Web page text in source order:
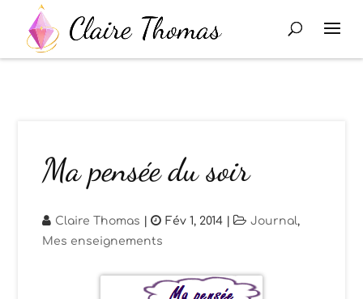
Ma pensée du soir
Claire Thomas | Fév 1, 2014 | Journal,
Mes enseignements